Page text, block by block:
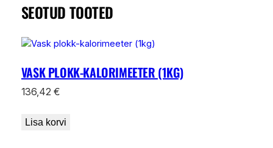
SEOTUD TOOTED
VASK PLOKK-KALORIMEETER (1KG)
136,42 €
Lisa korvi